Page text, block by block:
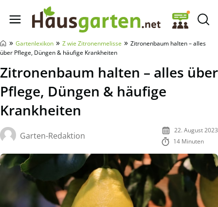
Hausgarten.net
» Gartenlexikon » Z wie Zitronenmelisse » Zitronenbaum halten – alles
über Pflege, Düngen & häufige Krankheiten
Zitronenbaum halten – alles über
Pflege, Düngen & häufige
Krankheiten
Garten-Redaktion
22. August 2023
14 Minuten